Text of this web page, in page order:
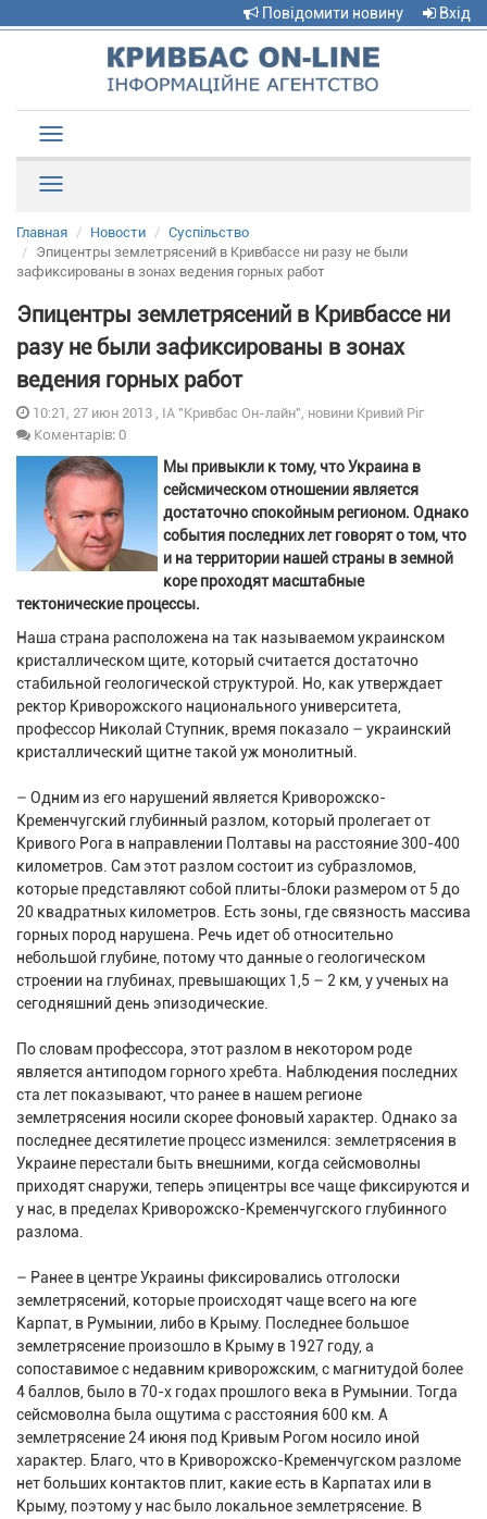
Повідомити новину Вхід
navigation
Главная Новости
Суспільство
Эпицентры землетрясений в Кривбассе ни разу не были
зафиксированы в зонах ведения горных работ
Эпицентры землетрясений в Кривбассе ни
разу не были зафиксированы в зонах
ведения горных работ
10:21, 27 июн 2013 , ІА "Кривбас Он-лайн", новини Кривий Ріг
Коментарів: 0
Мы привыкли к тому, что Украина в
сейсмическом отношении является
достаточно спокойным регионом. Однако
события последних лет говорят о том, что
и на территории нашей страны в земной
коре проходят масштабные
тектонические процессы.
Наша страна расположена на так называемом украинском
кристаллическом щите, который считается достаточно
стабильной геологической структурой. Но, как утверждает
ректор Криворожского национального университета,
профессор Николай Ступник, время показало – украинский
кристаллический щитне такой уж монолитный.
– Одним из его нарушений является Криворожско-
Кременчугский глубинный разлом, который пролегает от
Кривого Рога в направлении Полтавы на расстояние 300-400
километров. Сам этот разлом состоит из субразломов,
которые представляют собой плиты-блоки размером от 5 до
20 квадратных километров. Есть зоны, где связность массива
горных пород нарушена. Речь идет об относительно
небольшой глубине, потому что данные о геологическом
строении на глубинах, превышающих 1,5 – 2 км, у ученых на
сегодняшний день эпизодические.
По словам профессора, этот разлом в некотором роде
является антиподом горного хребта. Наблюдения последних
ста лет показывают, что ранее в нашем регионе
землетрясения носили скорее фоновый характер. Однако за
последнее десятилетие процесс изменился: землетрясения в
Украине перестали быть внешними, когда сейсмоволны
приходят снаружи, теперь эпицентры все чаще фиксируются и
у нас, в пределах Криворожско-Кременчугского глубинного
разлома.
– Ранее в центре Украины фиксировались отголоски
землетрясений, которые происходят чаще всего на юге
Карпат, в Румынии, либо в Крыму. Последнее большое
землетрясение произошло в Крыму в 1927 году, а
сопоставимое с недавним криворожским, с магнитудой более
4 баллов, было в 70-х годах прошлого века в Румынии. Тогда
сейсмоволна была ощутима с расстояния 600 км. А
землетрясение 24 июня под Кривым Рогом носило иной
характер. Благо, что в Криворожско-Кременчугском разломе
нет больших контактов плит, какие есть в Карпатах или в
Крыму, поэтому у нас было локальное землетрясение. В